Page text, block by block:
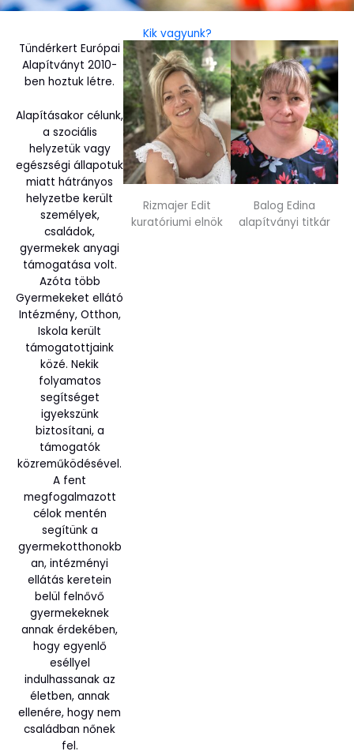
Kik vagyunk?
Tündérkert Európai
Alapítványt 2010-
ben hoztuk létre.
Alapításakor célunk,
a szociális
helyzetük vagy
egészségi állapotuk
miatt hátrányos
helyzetbe került
személyek,
családok,
gyermekek anyagi
támogatása volt.
Azóta több
Gyermekeket ellátó
Intézmény, Otthon,
Iskola került
támogatottjaink
közé. Nekik
folyamatos
segítséget
igyekszünk
biztosítani, a
támogatók
közreműködésével.
A fent
megfogalmazott
célok mentén
segítünk a
gyermekotthonokb
an, intézményi
ellátás keretein
belül felnővő
gyermekeknek
annak érdekében,
hogy egyenlő
eséllyel
indulhassanak az
életben, annak
ellenére, hogy nem
családban nőnek
fel.
Rizmajer Edit
kuratóriumi elnök
Balog Edina
alapítványi titkár